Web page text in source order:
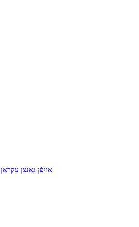
אויפֿן גאַנצן עקראַן